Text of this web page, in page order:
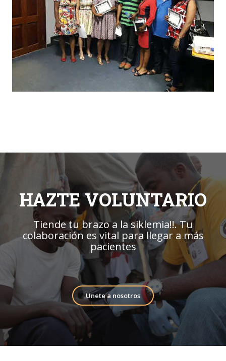
HAZTE VOLUNTARIO
Tiende tu brazo a la siklemia!!. Tu
colaboración es vital para llegar a más
pacientes
Unete a nosotros